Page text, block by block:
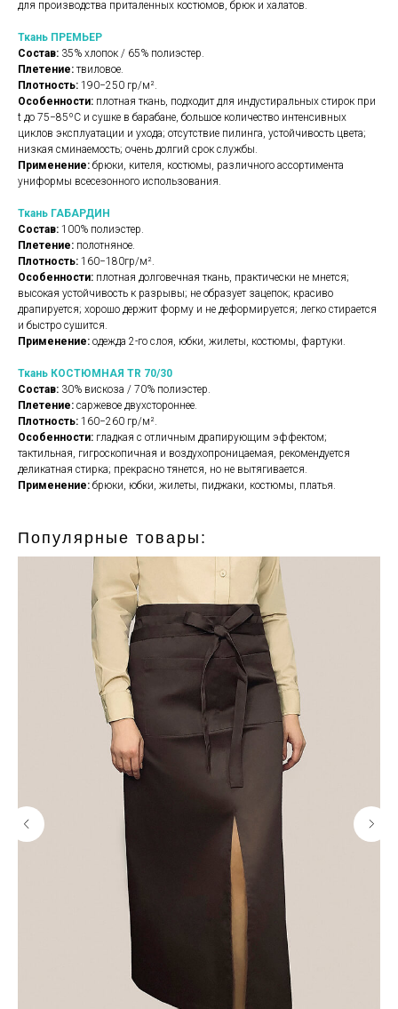
для производства приталенных костюмов, брюк и халатов.
Ткань ПРЕМЬЕР
Состав: 35% хлопок / 65% полиэстер.
Плетение: твиловое.
Плотность: 190−250 гр/м².
Особенности: плотная ткань, подходит для индустиральных стирок при
t до 75−85ºС и сушке в барабане, большое количество интенсивных
циклов эксплуатации и ухода; отсутствие пилинга, устойчивость цвета;
низкая сминаемость; очень долгий срок службы.
Применение: брюки, кителя, костюмы, различного ассортимента
униформы всесезонного использования.
Ткань ГАБАРДИН
Состав: 100% полиэстер.
Плетение: полотняное.
Плотность: 160−180гр/м².
Особенности: плотная долговечная ткань, практически не мнется;
высокая устойчивость к разрывы; не образует зацепок; красиво
драпируется; хорошо держит форму и не деформируется; легко стирается
и быстро сушится.
Применение: одежда 2-го слоя, юбки, жилеты, костюмы, фартуки.
Ткань КОСТЮМНАЯ TR 70/30
Состав: 30% вискоза / 70% полиэстер.
Плетение: саржевое двухстороннее.
Плотность: 160−260 гр/м².
Особенности: гладкая с отличным драпирующим эффектом;
тактильная, гигроскопичная и воздухопроницаемая, рекомендуется
деликатная стирка; прекрасно тянется, но не вытягивается.
Применение: брюки, юбки, жилеты, пиджаки, костюмы, платья.
Популярные товары: